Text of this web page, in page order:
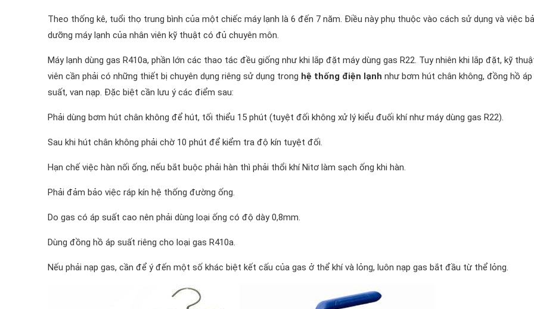
Theo thống kê, tuổi thọ trung bình của một chiếc máy lạnh là 6 đến 7 năm. Điều này phụ thuộc vào cách sử dụng và việc
dưỡng máy lạnh của nhân viên kỹ thuật có đủ chuyên môn.
Máy lạnh dùng gas R410a, phần lớn các thao tác đều giống như khi lắp đặt máy dùng gas R22. Tuy nhiên khi lắp đặt, kỹ
viên cần phải có những thiết bị chuyên dụng riêng sử dụng trong hệ thống điện lạnh như bơm hút chân không, đồng hồ áp
suất, van nạp. Đặc biệt cần lưu ý các điểm sau:
Phải dùng bơm hút chân không để hút, tối thiểu 15 phút (tuyệt đối không xử lý kiểu đuối khí như máy dùng gas R22).
Sau khi hút chân không phải chờ 10 phút để kiểm tra độ kín tuyệt đối.
Hạn chế việc hàn nối ống, nếu bắt buộc phải hàn thì phải thổi khí Nitơ làm sạch ống khi hàn.
Phải đảm bảo việc ráp kín hệ thống đường ống.
Do gas có áp suất cao nên phải dùng loại ống có độ dày 0,8mm.
Dùng đồng hồ áp suất riêng cho loại gas R410a.
Nếu phải nạp gas, cần để ý đến một số khác biệt kết cấu của gas ở thể khí và lỏng, luôn nạp gas bắt đầu từ thể lỏng.